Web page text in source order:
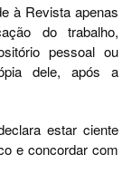
à Revista apenas
do trabalho,
pessoal ou
dele, após a
estar ciente
e concordar com